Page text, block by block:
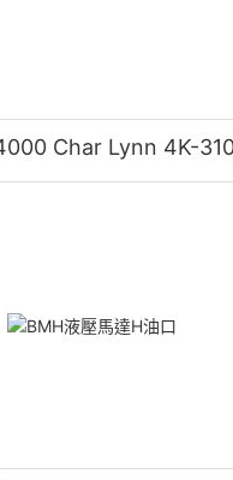
Char Lynn 4K-